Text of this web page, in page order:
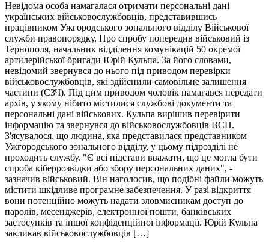
Невідома особа намагалася отримати персональні дані
українських військовослужбовців, представившись
працівником Ужгородського зонального відділу Військової
служби правопорядку. Про спробу попередив військовий із
Тернополя, начальник відділення комунікацій 50 окремої
артилерійської бригади Юрій Кульпа. За його словами,
невідомий звернувся до нього під приводом перевірки
військовослужбовців, які здійснили самовільне залишення
частини (СЗЧ). Під цим приводом чоловік намагався передати
архів, у якому нібито містилися службові документи та
персональні дані військових. Кульпа вирішив перевірити
інформацію та звернувся до військовослужбовців ВСП.
З'ясувалося, що людина, яка представилася представником
Ужгородського зонального відділу, у цьому підрозділі не
проходить службу. "Є всі підстави вважати, що це могла бути
спроба кіберрозвідки або збору персональних даних", -
зазначив військовий. Він наголосив, що подібні файли можуть
містити шкідливе програмне забезпечення. У разі відкриття
вони потенційно можуть надати зловмисникам доступ до
паролів, месенджерів, електронної пошти, банківських
застосунків та іншої конфіденційної інформації. Юрій Кульпа
закликав військовослужбовців […]